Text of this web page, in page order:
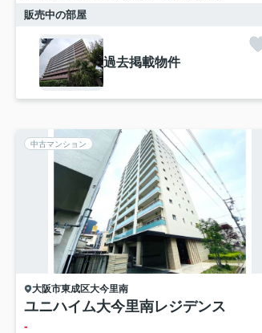
販売中の部屋
過去掲載物件
中古マンション
大阪市東成区大今里南
ユニハイム大今里南レジデンス
-